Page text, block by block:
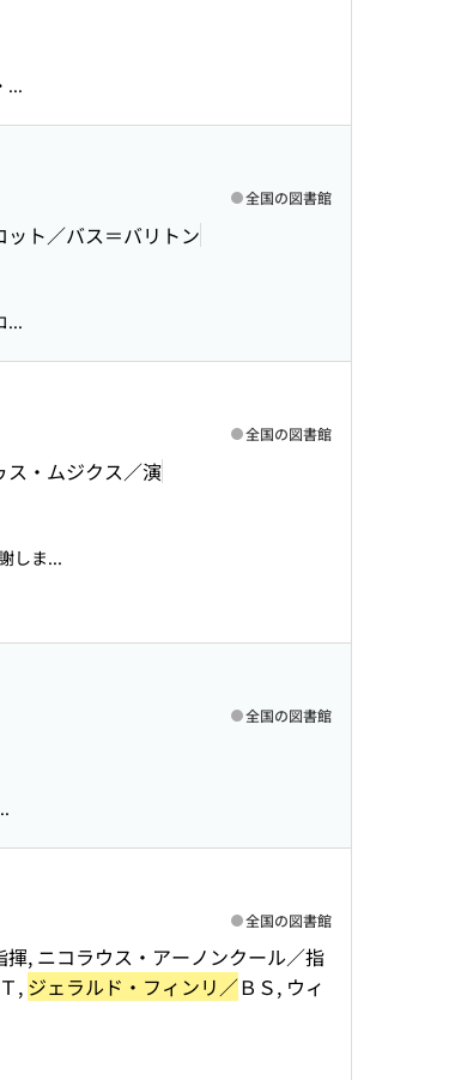
...
ト／バス＝バリトン
全国の図書館
...
ス・ムジクス／演
全国の図書館
しま...
全国の図書館
, ニコラウス・アーノンクール／指
, ジェラルド・フィンリ／ＢＳ, ウィ
全国の図書館